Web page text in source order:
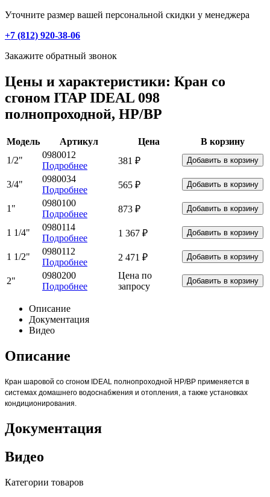
Уточните размер вашей персональной скидки у менеджера
+7 (812) 920-38-06
Закажите обратный звонок
Цены и характеристики: Кран со
сгоном ITAP IDEAL 098
полнопроходной, НР/ВР
Модель Артикул Цена
В корзину
1/2"
0980012
Подробнее
381 ₽
3/4"
0980034
Подробнее
565 ₽
1"
0980100
Подробнее
873 ₽
1 1/4"
0980114
Подробнее
1 367 ₽
1 1/2"
0980112
Подробнее
2 471 ₽
2"
0980200
Подробнее
Цена по
запросу
Описание
Документация
Видео
Описание
Кран шаровой со сгоном IDEAL полнопроходной НР/ВР применяется в
системах домашнего водоснабжения и отопления, а также установках
кондиционирования.
Документация
Видео
Категории товаров